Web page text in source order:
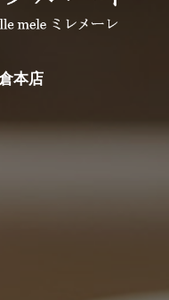
本店